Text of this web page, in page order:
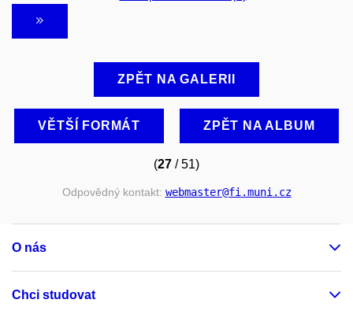
ZPĚT NA GALERII
VĚTŠÍ FORMÁT ZPĚT NA ALBUM
(27 / 51)
Odpovědný kontakt: webmaster@fi.muni.cz
O nás
Chci studovat